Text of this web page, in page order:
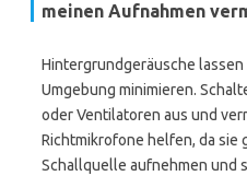
meinen Aufnahmen
Hintergrundgeräusche
Umgebung minimieren.
oder Ventilatoren aus und
Richtmikrofone helfen, da sie
Schallquelle aufnehmen und